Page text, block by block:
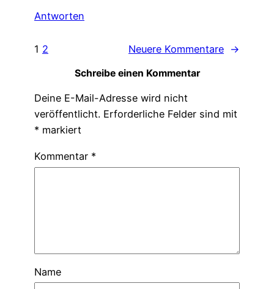
Antworten
1 2 Neuere Kommentare →
Schreibe einen Kommentar
Deine E-Mail-Adresse wird nicht
veröffentlicht. Erforderliche Felder sind mit
* markiert
Kommentar *
Name